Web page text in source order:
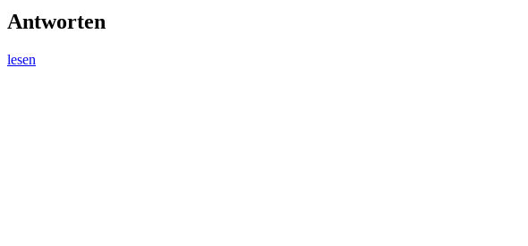
Antworten
lesen